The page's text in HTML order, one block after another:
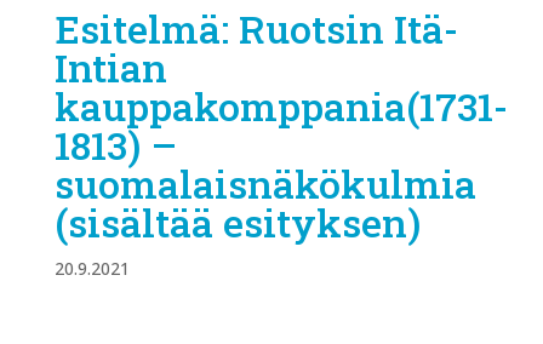
Esitelmä: Ruotsin Itä-
Intian
kauppakomppania(1731-
1813) –
suomalaisnäkökulmia
(sisältää esityksen)
20.9.2021